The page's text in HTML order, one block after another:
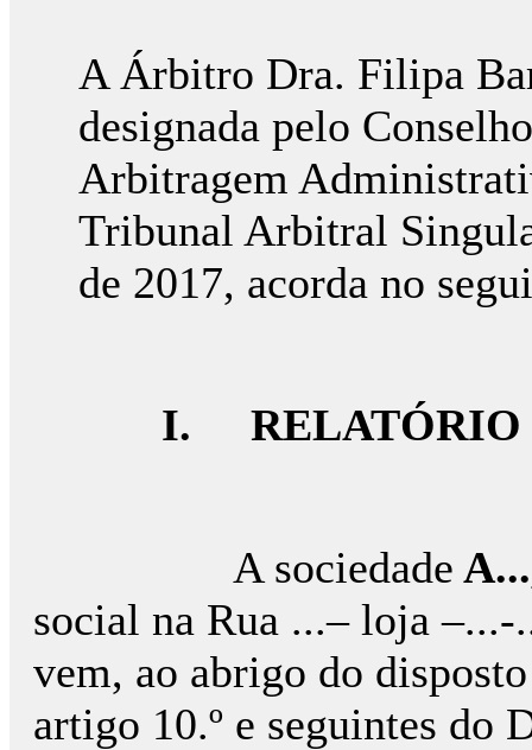
A Árbitro Dra. Filipa
designada pelo
Arbitragem
Tribunal Arbitral
de 2017, acorda no
I. RELATÓRIO
A sociedade
social na Rua ...– loja
vem, ao abrigo do
artigo 10.º e seguintes do